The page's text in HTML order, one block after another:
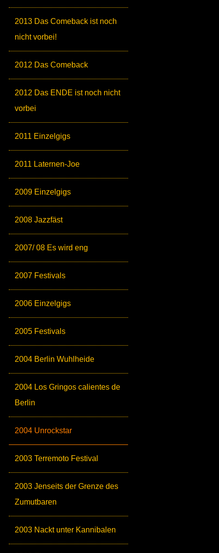
2013 Das Comeback ist noch
nicht vorbei!
2012 Das Comeback
2012 Das ENDE ist noch nicht
vorbei
2011 Einzelgigs
2011 Laternen-Joe
2009 Einzelgigs
2008 Jazzfäst
2007/ 08 Es wird eng
2007 Festivals
2006 Einzelgigs
2005 Festivals
2004 Berlin Wuhlheide
2004 Los Gringos calientes de
Berlin
2004 Unrockstar
2003 Terremoto Festival
2003 Jenseits der Grenze des
Zumutbaren
2003 Nackt unter Kannibalen